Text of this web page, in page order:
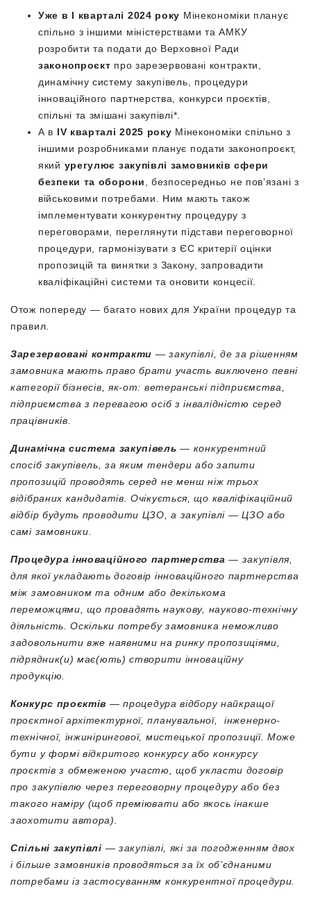
Уже в І кварталі 2024 року Мінекономіки планує
спільно з іншими міністерствами та АМКУ
розробити та подати до Верховної Ради
законопроєкт про зарезервовані контракти,
динамічну систему закупівель, процедури
інноваційного партнерства, конкурси проєктів,
спільні та змішані закупівлі*.
А в IV кварталі 2025 року Мінекономіки спільно з
іншими розробниками планує подати законопроєкт,
який урегулює закупівлі замовників сфери
безпеки та оборони
, безпосередньо не пов’язані з
військовими потребами. Ним мають також
імплементувати конкурентну процедуру з
переговорами, переглянути підстави переговорної
процедури, гармонізувати з ЄС критерії оцінки
пропозицій та винятки з Закону, запровадити
кваліфікаційні системи та оновити концесії.
Отож попереду — багато нових для України процедур та
правил.
Зарезервовані контракти — закупівлі, де за рішенням
замовника мають право брати участь виключено певні
категорії бізнесів, як-от: ветеранські підприємства,
підприємства з перевагою осіб з інвалідністю серед
працівників.
Динамічна система закупівель — конкурентний
спосіб закупівель, за яким тендери або запити
пропозицій проводять серед не менш ніж трьох
відібраних кандидатів. Очікується, що кваліфікаційний
відбір будуть проводити ЦЗО, а закупівлі — ЦЗО або
самі замовники.
Процедура інноваційного партнерства — закупівля,
для якої укладають договір інноваційного партнерства
між замовником та одним або декількома
переможцями, що провадять наукову, науково-технічну
діяльність. Оскільки потребу замовника неможливо
задовольнити вже наявними на ринку пропозиціями,
підрядник(и) має(ють) створити інноваційну
продукцію.
Конкурс проєктів — процедура відбору найкращої
проєктної архітектурної, планувальної, інженерно-
технічної, інжинірингової, мистецької пропозиції. Може
бути у формі відкритого конкурсу або конкурсу
проєктів з обмеженою участю, щоб укласти договір
про закупівлю через переговорну процедуру або без
такого наміру (щоб преміювати або якось інакше
заохотити автора).
Спільні закупівлі — закупівлі, які за погодженням двох
і більше замовників проводяться за їх об’єднаними
потребами із застосуванням конкурентної процедури.